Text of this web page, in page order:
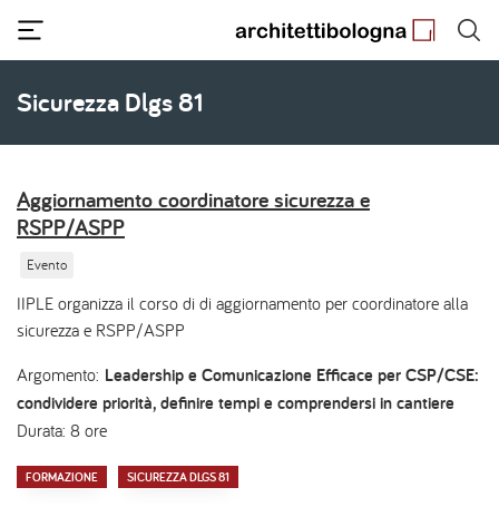
contenuto
principale
Sicurezza Dlgs 81
Aggiornamento coordinatore sicurezza e
RSPP/ASPP
Evento
IIPLE organizza il corso di di aggiornamento per coordinatore alla
sicurezza e RSPP/ASPP
Argomento: Leadership e Comunicazione Efficace per CSP/CSE:
condividere priorità, definire tempi e comprendersi in cantiere
Durata: 8 ore
FORMAZIONE SICUREZZA DLGS 81